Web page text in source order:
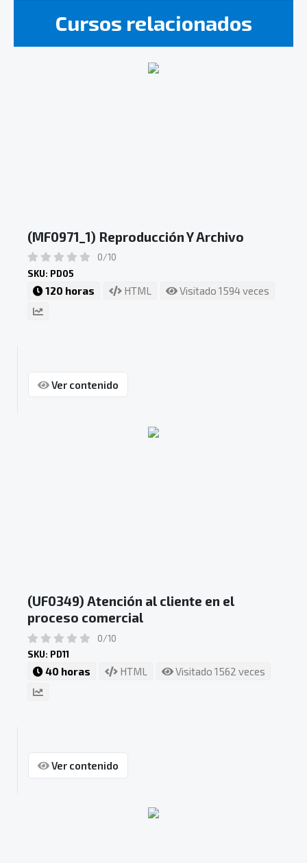
Cursos relacionados
(MF0971_1) Reproducción Y Archivo
0/10
SKU: PD05
120 horas HTML Visitado 1594 veces
Ver contenido
(UF0349) Atención al cliente en el
proceso comercial
0/10
SKU: PD11
40 horas HTML Visitado 1562 veces
Ver contenido